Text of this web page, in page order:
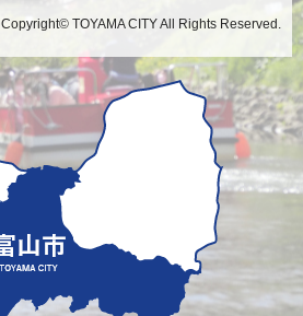
Copyright© TOYAMA CITY All Rights Reserved.